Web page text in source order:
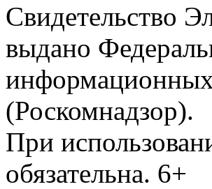
Свидетельство
выдано
(Роскомнадзор).
При
обязательна. 6+